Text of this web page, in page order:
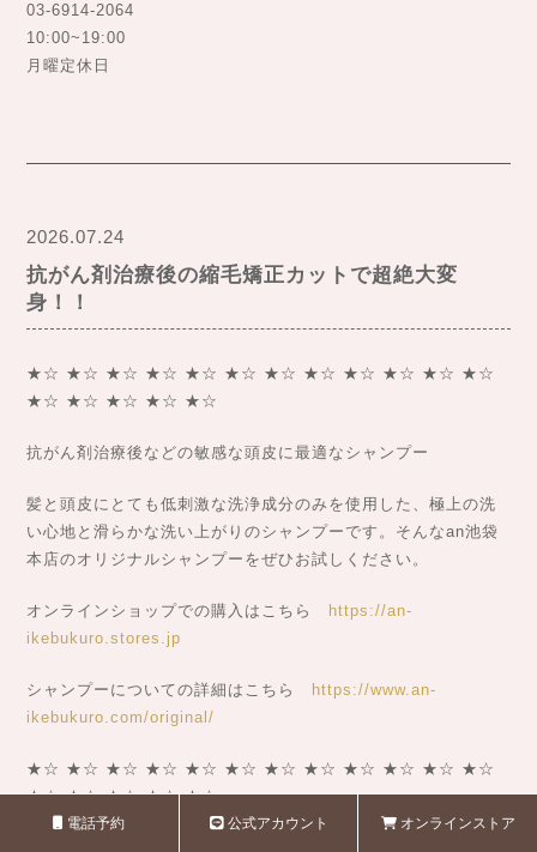
電話予約 公式アカウント オンラインストア
03-6914-2064
10:00~19:00
月曜定休日
2026.07.24
抗がん剤治療後の縮毛矯正カットで超絶大変
身！！
★☆ ★☆ ★☆ ★☆ ★☆ ★☆ ★☆ ★☆ ★☆ ★☆ ★☆ ★☆
★☆ ★☆ ★☆ ★☆ ★☆
抗がん剤治療後などの敏感な頭皮に最適なシャンプー
髪と頭皮にとても低刺激な洗浄成分のみを使用した、極上の洗
い心地と滑らかな洗い上がりのシャンプーです。そんなan池袋
本店のオリジナルシャンプーをぜひお試しください。
オンラインショップでの購入はこちら
https://an-
ikebukuro.stores.jp
シャンプーについての詳細はこちら
https://www.an-
ikebukuro.com/original/
★☆ ★☆ ★☆ ★☆ ★☆ ★☆ ★☆ ★☆ ★☆ ★☆ ★☆ ★☆
★☆ ★☆ ★☆ ★☆ ★☆